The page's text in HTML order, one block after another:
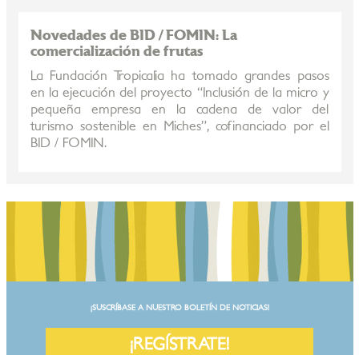
Novedades de BID / FOMIN: La
comercialización de frutas
La Fundación Tropicalia ha tomado grandes pasos
en la ejecución del proyecto “Inclusión de la micro y
pequeña empresa en la cadena de valor del
turismo sostenible en Miches”, cofinanciado por el
BID / FOMIN.
¡SUSCRÍBASE A NUESTRO BOLETÍN DE NOTICIAS!
¡REGÍSTRATE!